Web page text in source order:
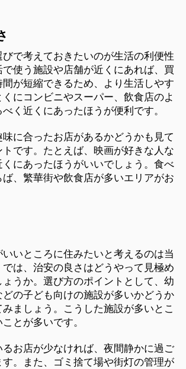
で考えておきたいのが生活の利便性
使う施設や店舗が近くにあれば、買
が短縮できるため、より生活しやす
くにコンビニやスーパー、飲食店のよ
く近くにあったほうが便利です。
味に合ったお店があるかどうかも見て
です。たとえば、映画が好きな人な
くにあったほうがいいでしょう。食べ
、繁華街や飲食店が多いエリアがお
いところに住みたいと考えるのは当
は、治安の良さはどうやって見極め
うか。選び方のポイントとして、幼
の子ども向けの施設が多いかどうか
ましょう。こうした施設が多いとこ
とが多いです。
お店が少なければ、夜間静かに過ご
。また、ゴミ捨て場や街灯の管理が